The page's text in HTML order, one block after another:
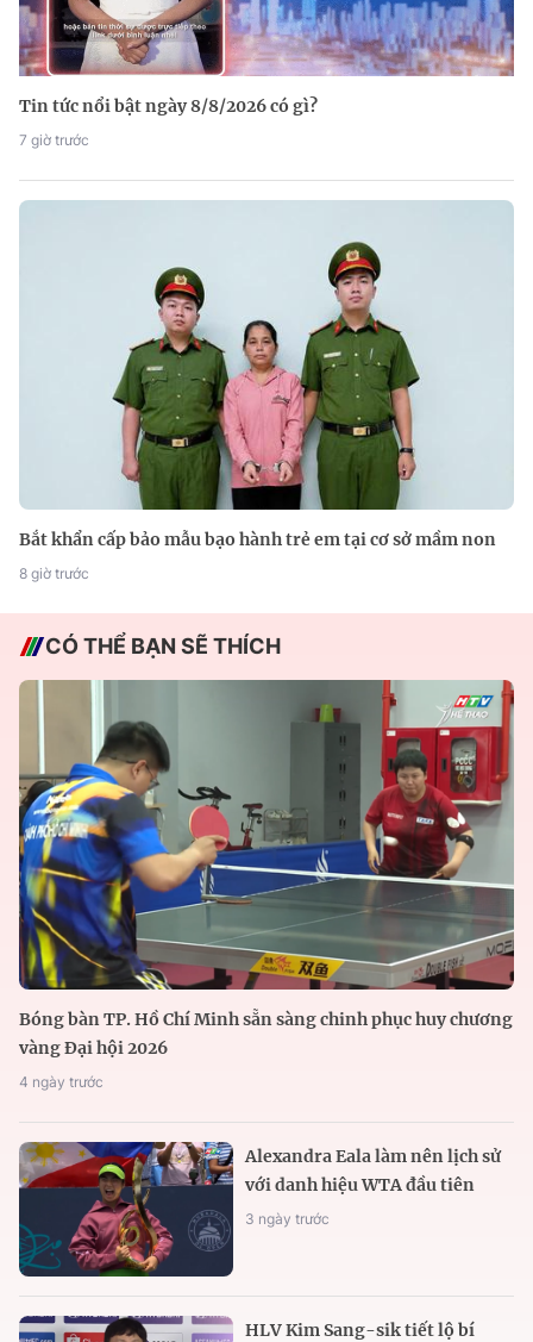
Tin tức nổi bật ngày 8/8/2026 có gì?
7 giờ trước
Bắt khẩn cấp bảo mẫu bạo hành trẻ em tại cơ sở mầm non
8 giờ trước
CÓ THỂ BẠN SẼ THÍCH
Bóng bàn TP. Hồ Chí Minh sẵn sàng chinh phục huy chương
vàng Đại hội 2026
4 ngày trước
Alexandra Eala làm nên lịch sử
với danh hiệu WTA đầu tiên
3 ngày trước
HLV Kim Sang-sik tiết lộ bí